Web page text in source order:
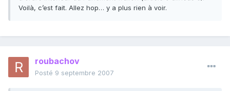
Voilà, c’est fait. Allez hop… y a plus rien à voir.
roubachov
Posté 9 septembre 2007